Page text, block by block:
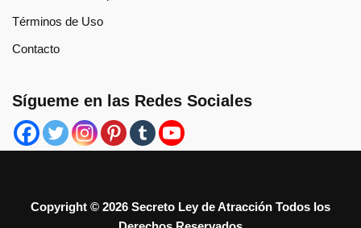
Términos de Uso
Contacto
Sígueme en las Redes Sociales
Copyright © 2026 Secreto Ley de Atracción Todos los